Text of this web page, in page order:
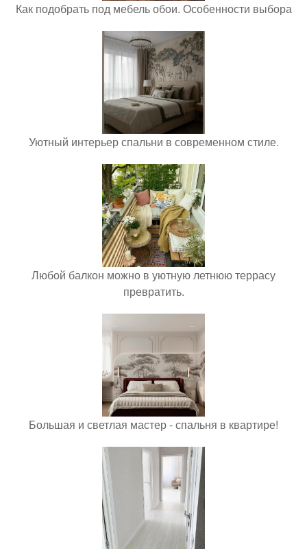
Как подобрать под мебель обои. Особенности выбора
Уютный интерьер спальни в современном стиле.
Любой балкон можно в уютную летнюю террасу
превратить.
Большая и светлая мастер - спальня в квартире!